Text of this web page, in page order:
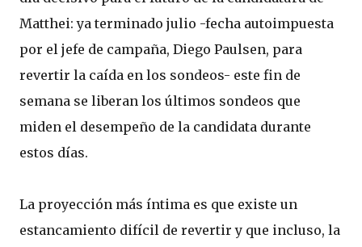
Matthei: ya terminado julio -fecha autoimpuesta
por el jefe de campaña, Diego Paulsen, para
revertir la caída en los sondeos- este fin de
semana se liberan los últimos sondeos que
miden el desempeño de la candidata durante
estos días.
La proyección más íntima es que existe un
estancamiento difícil de revertir y que incluso, la